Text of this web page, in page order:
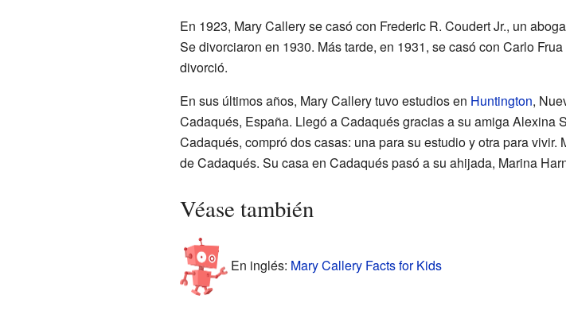
En 1923, Mary Callery se casó con Frederic R. Coudert Jr., un
Se divorciaron en 1930. Más tarde, en 1931, se casó con Carlo
divorció.
En sus últimos años, Mary Callery tuvo estudios en Huntington,
Cadaqués, España. Llegó a Cadaqués gracias a su amiga Alexina
Cadaqués, compró dos casas: una para su estudio y otra para
de Cadaqués. Su casa en Cadaqués pasó a su ahijada, Marina
Véase también
En inglés: Mary Callery Facts for Kids